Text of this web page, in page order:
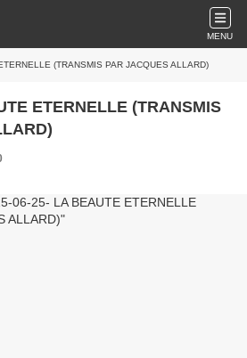
MENU
(TRANSMIS PAR JACQUES ALLARD)
ETERNELLE (TRANSMIS